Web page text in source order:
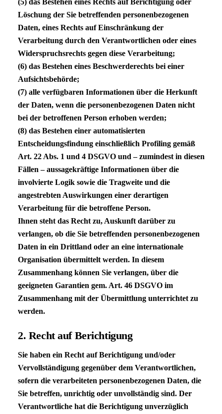
(5) das Bestehen eines Rechts auf Berichtigung oder
Löschung der Sie betreffenden personenbezogenen
Daten, eines Rechts auf Einschränkung der
Verarbeitung durch den Verantwortlichen oder eines
Widerspruchsrechts gegen diese Verarbeitung;
(6) das Bestehen eines Beschwerderechts bei einer
Aufsichtsbehörde;
(7) alle verfügbaren Informationen über die Herkunft
der Daten, wenn die personenbezogenen Daten nicht
bei der betroffenen Person erhoben werden;
(8) das Bestehen einer automatisierten
Entscheidungsfindung einschließlich Profiling gemäß
Art. 22 Abs. 1 und 4DSGVO und – zumindest in diesen
Fällen – aussagekräftige Informationen über die
involvierte Logik sowie die Tragweite und die
angestrebten Auswirkungen einer derartigen
Verarbeitung für die betroffene Person.
Ihnen steht das Recht zu, Auskunft darüber zu
verlangen, ob die Sie betreffenden personenbezogenen
Daten in ein Drittland oder an eine internationale
Organisation übermittelt werden. In diesem
Zusammenhang können Sie verlangen, über die
geeigneten Garantien gem. Art. 46DSGVO im
Zusammenhang mit der Übermittlung unterrichtet zu
werden.
2. Recht auf Berichtigung
Sie haben ein Recht auf Berichtigung und/oder
Vervollständigung gegenüber dem Verantwortlichen,
sofern die verarbeiteten personenbezogenen Daten, die
Sie betreffen, unrichtig oder unvollständig sind. Der
Verantwortliche hat die Berichtigung unverzüglich